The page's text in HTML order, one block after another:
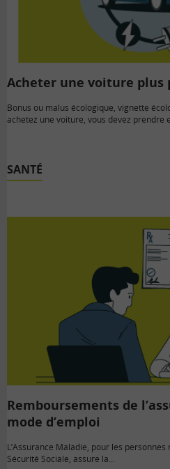
Acheter une voiture plus
Bonus ou malus écologique, vignette
achetez une voiture, vous devez prendre
SANTÉ
Remboursements de
mode d’emploi
L’Assurance Maladie, pour les
Sécurité Sociale, assure la...